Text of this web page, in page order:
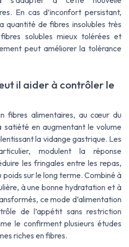
En cas d’inconfort persistant,
quantité de fibres insolubles très
solubles mieux tolérées et
peut améliorer la tolérance
il aider à contrôler le
fibres alimentaires, au cœur du
satiété en augmentant le volume
la vidange gastrique. Les
modulent la réponse
les fringales entre les repas,
sur le long terme. Combiné à
à une bonne hydratation et à
ce mode d’alimentation
de l’appétit sans restriction
le confirment plusieurs études
riches en fibres.